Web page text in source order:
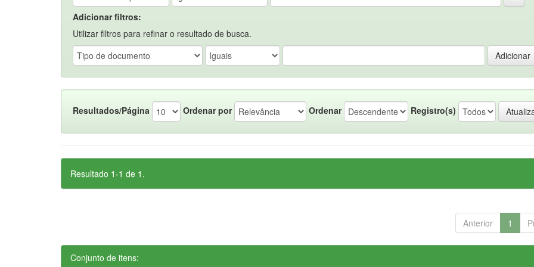
Adicionar filtros:
Utilizar filtros para refinar o resultado de busca.
Resultados/Página Ordenar por Ordenar Registro(s)
Resultado 1-1 de 1.
Anterior 1
Conjunto de itens: